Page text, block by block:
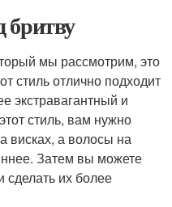
бритву
мы рассмотрим, это
стиль отлично подходит
экстравагантный и
стиль, вам нужно
висках, а волосы на
Затем вы можете
сделать их более